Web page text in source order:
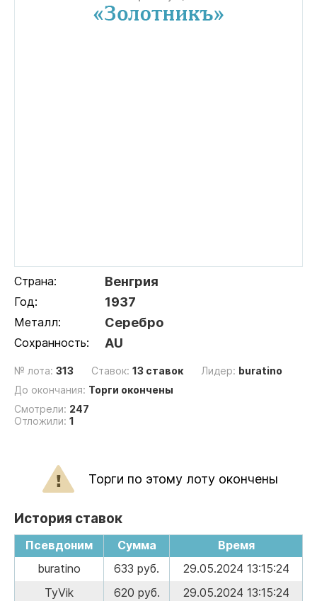
Страна: Венгрия
Год: 1937
Металл: Серебро
Сохранность: AU
№ лота: 313 Ставок: 13 ставок Лидер: buratino
До окончания: Торги окончены
Смотрели: 247
Отложили: 1
Торги по этому лоту окончены
История ставок
Псевдоним Сумма
Время
buratino
633 руб.
29.05.2024 13:15:24
TyVik
620 руб.
29.05.2024 13:15:24